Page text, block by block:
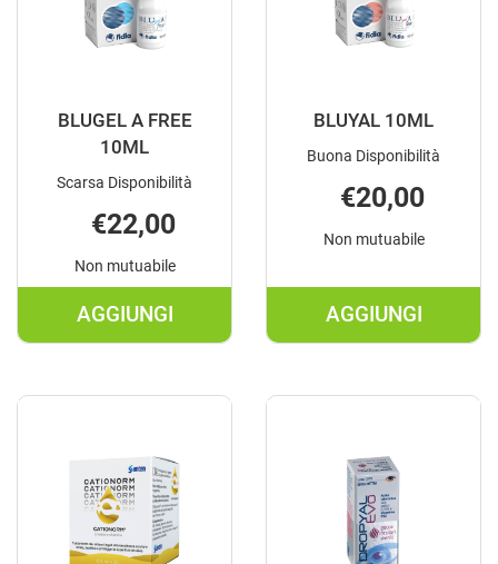
BLUGEL A FREE
10ML
Scarsa Disponibilità
€22,00
Non mutuabile
AGGIUNGI
AGGIUNGI BLUGEL
BLUYAL 10ML
Buona Disponibilità
€20,00
Non mutuabile
AGGIUNGI
AGGIUNGI